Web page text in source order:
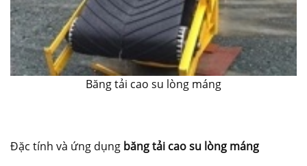
Băng tải cao su lòng máng
Đặc tính và ứng dụng băng tải cao su lòng máng